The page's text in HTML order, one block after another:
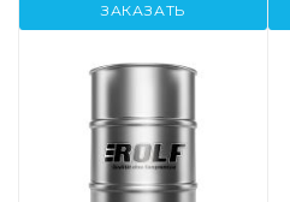
ЗАКАЗАТЬ